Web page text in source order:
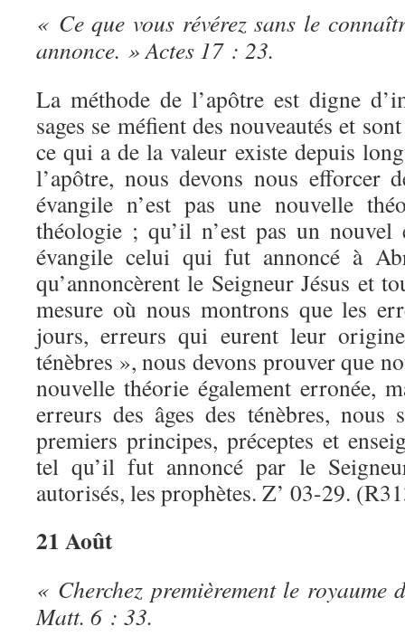
« Ce que vous révérez sans le
annonce. » Actes 17 : 23.
La méthode de l’apôtre est digne
sages se méfient des nouveautés et
ce qui a de la valeur existe depuis
l’apôtre, nous devons nous efforcer
évangile n’est pas une nouvelle
théologie ; qu’il n’est pas un
évangile celui qui fut annoncé à
qu’annoncèrent le Seigneur Jésus et
mesure où nous montrons que les
jours, erreurs qui eurent leur
ténèbres », nous devons prouver que
nouvelle théorie également erronée,
erreurs des âges des ténèbres, nous
premiers principes, préceptes et
tel qu’il fut annoncé par le
autorisés, les prophètes. Z’ 03-29.
21 Août
« Cherchez premièrement le royaume
Matt. 6 : 33.